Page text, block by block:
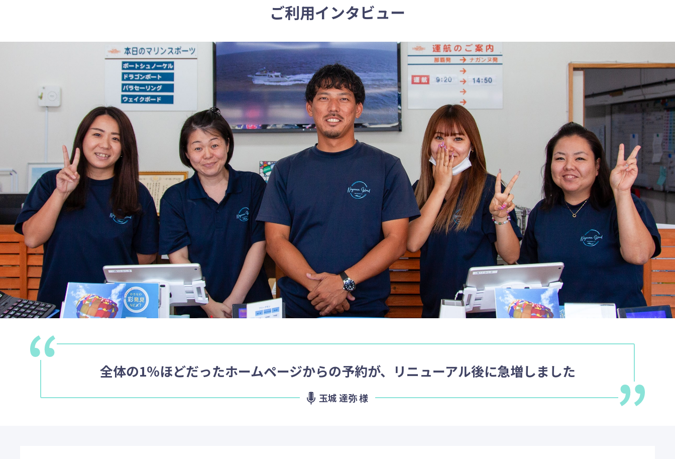
ご利用インタビュー
全体の1％ほどだったホームページからの予約が、リニューアル後に急増しました
玉城 達弥 様